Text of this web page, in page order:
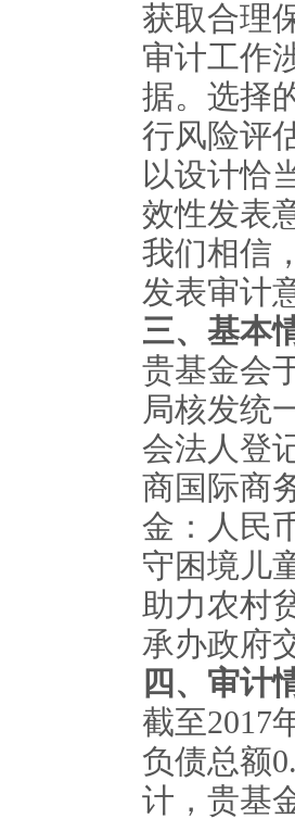
获取合理
审计工作
据。选择
行风险评
以设计恰
效性发表
我们相信
发表审计
三、基本
贵基金会
局核发统
会法人登
商国际商
金：人民
守困境儿
助力农村
承办政府
四、审计
截至2017
负债总额
计，贵基